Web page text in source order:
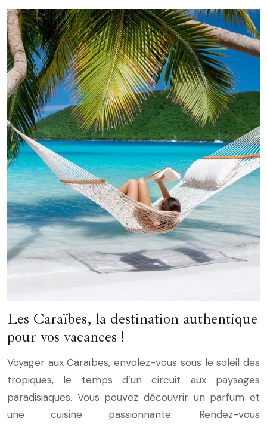
Les Caraïbes, la destination authentique
pour vos vacances !
Voyager aux Caraïbes, envolez-vous sous le soleil des
tropiques, le temps d’un circuit aux paysages
paradisiaques. Vous pouvez découvrir un parfum et
une cuisine passionnante. Rendez-vous